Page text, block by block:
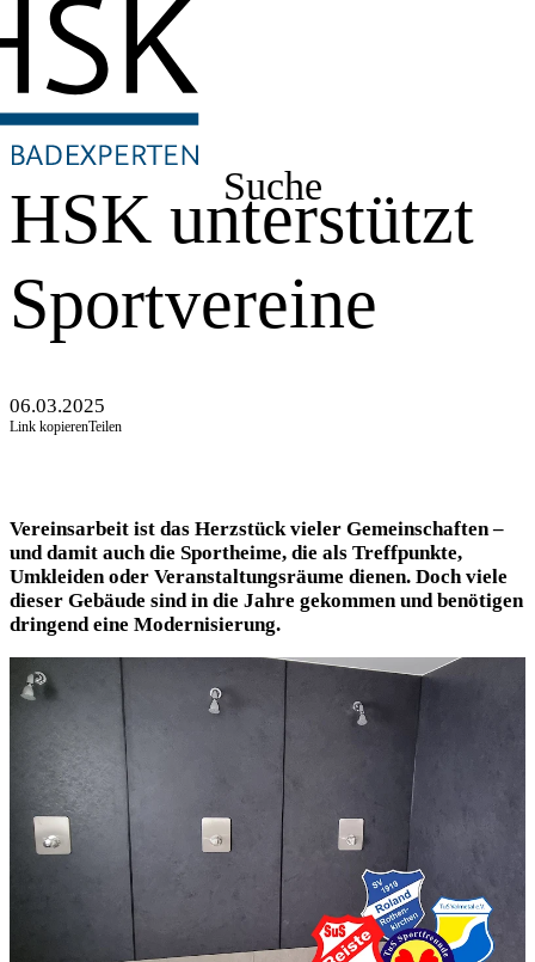
Suche
HSK unterstützt
Sportvereine
06.03.2025
Link kopierenTeilen
Vereinsarbeit ist das Herzstück vieler Gemeinschaften –
und damit auch die Sportheime, die als Treffpunkte,
Umkleiden oder Veranstaltungsräume dienen. Doch viele
dieser Gebäude sind in die Jahre gekommen und benötigen
dringend eine Modernisierung.